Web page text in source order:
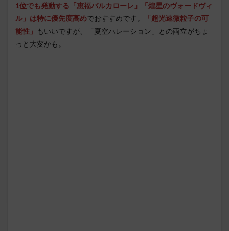
1位でも発動する「恵福バルカローレ」「煌星のヴォードヴィ
ル」は特に優先度高めでおすすめです。
「超光速微粒子の可
能性」
もいいですが、「夏空ハレーション」との両立がちょ
っと大変かも。